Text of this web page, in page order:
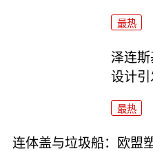
最热
泽连斯
设计引
最热
连体盖与垃圾船：欧盟